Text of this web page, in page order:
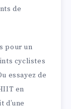
de
pour un
cyclistes
essayez de
en
d’une